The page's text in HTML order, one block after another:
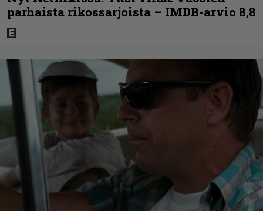
parhaista rikossarjoista – IMDB-arvio 8,8